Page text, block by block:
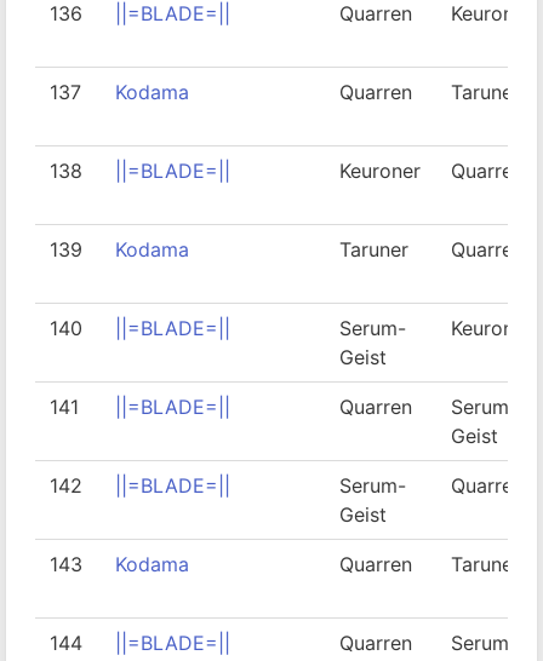
136 ||=BLADE=|| Quarren Keuroner
137 Kodama Quarren Taruner
138 ||=BLADE=|| Keuroner Quarren
139 Kodama Taruner Quarren
140 ||=BLADE=||
Serum-
Geist
Keuroner
141 ||=BLADE=|| Quarren
Serum-
Geist
142 ||=BLADE=||
Serum-
Geist
Quarren
143 Kodama Quarren Taruner
144 ||=BLADE=|| Quarren
Serum-